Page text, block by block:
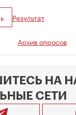
Результат
Архив опросов
НА
СЕТИ